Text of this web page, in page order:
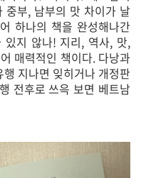
중부, 남부의 맛 차이가 날
하나의 책을 완성해나간
있지 않나! 지리, 역사, 맛,
매력적인 책이다. 다낭과
지나면 잊히거나 개정판
전후로 쓰윽 보면 베트남